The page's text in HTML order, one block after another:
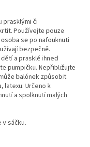
prasklými či
Používejte pouze
se po nafouknutí
bezpečně.
a prasklé ihned
pumpičku. Nepřibližujte
balónek způsobit
latexu. Určeno k
a spolknutí malých
v sáčku.